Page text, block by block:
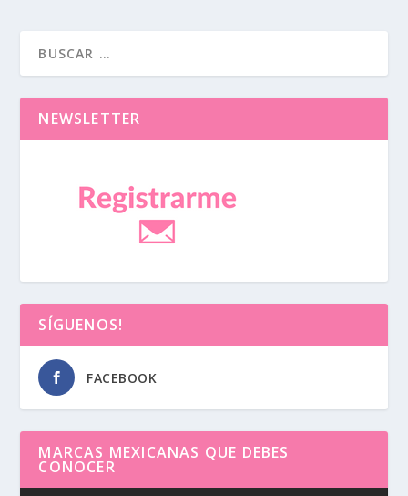
NEWSLETTER
SÍGUENOS!
FACEBOOK
MARCAS MEXICANAS QUE DEBES
CONOCER